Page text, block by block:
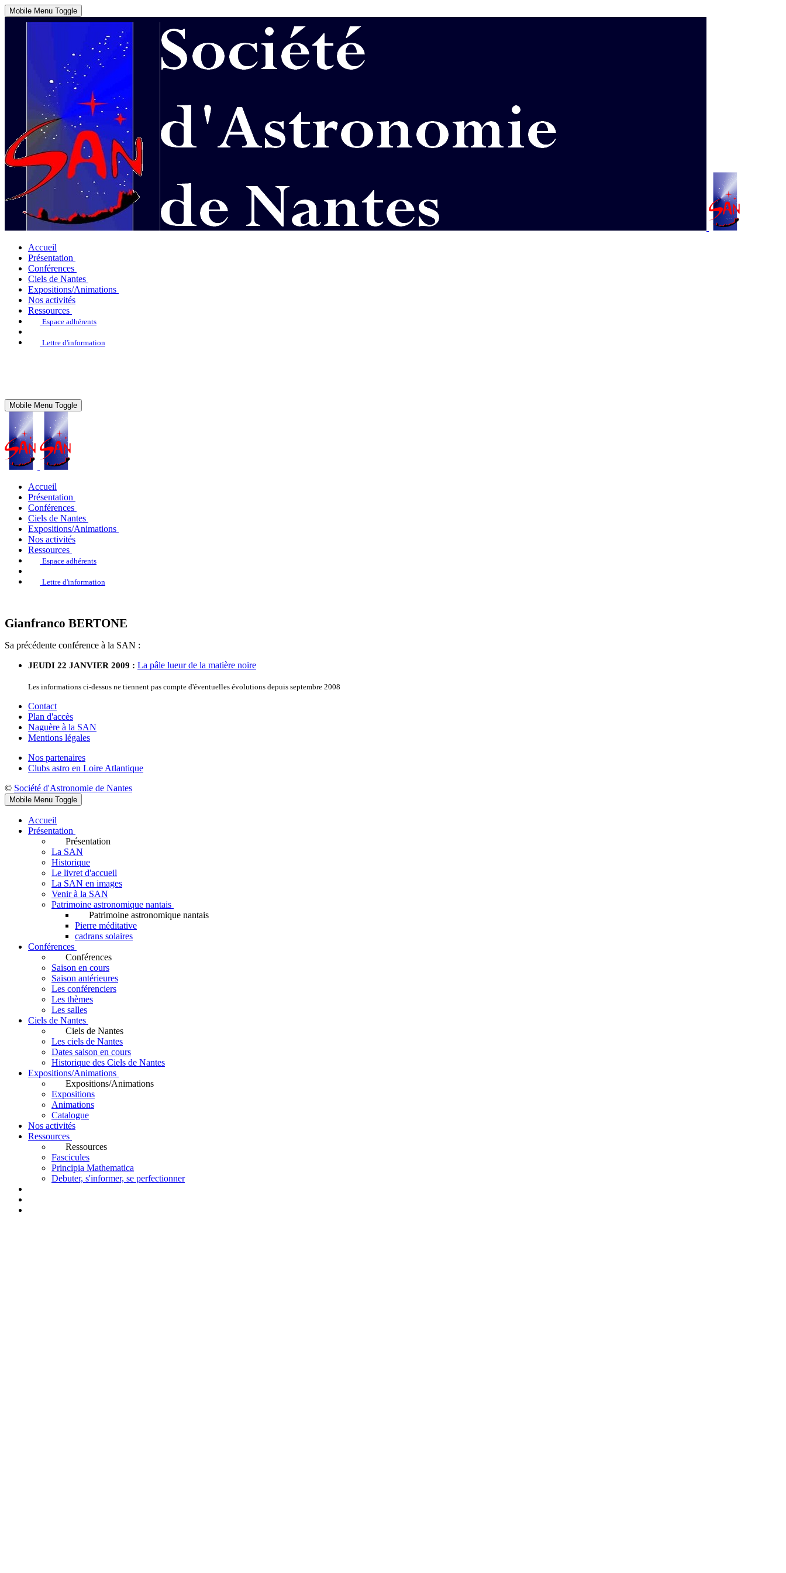
Mobile Menu Toggle
Accueil
Présentation
Conférences
Ciels de Nantes
Expositions/Animations
Nos activités
Ressources
Espace adhérents
Lettre d'information
Mobile Menu Toggle
Accueil
Présentation
Conférences
Ciels de Nantes
Expositions/Animations
Nos activités
Ressources
Espace adhérents
Lettre d'information
Gianfranco BERTONE
Sa précédente conférence à la SAN :
JEUDI 22 JANVIER 2009 : La pâle lueur de la matière noire
Les informations ci-dessus ne tiennent pas compte d'éventuelles évolutions depuis septembre 2008
Contact
Plan d'accès
Naguère à la SAN
Mentions légales
Nos partenaires
Clubs astro en Loire Atlantique
© Société d'Astronomie de Nantes
Mobile Menu Toggle
Accueil
Présentation
Présentation
La SAN
Historique
Le livret d'accueil
La SAN en images
Venir à la SAN
Patrimoine astronomique nantais
Patrimoine astronomique nantais
Pierre méditative
cadrans solaires
Conférences
Conférences
Saison en cours
Saison antérieures
Les conférenciers
Les thèmes
Les salles
Ciels de Nantes
Ciels de Nantes
Les ciels de Nantes
Dates saison en cours
Historique des Ciels de Nantes
Expositions/Animations
Expositions/Animations
Expositions
Animations
Catalogue
Nos activités
Ressources
Ressources
Fascicules
Principia Mathematica
Debuter, s'informer, se perfectionner